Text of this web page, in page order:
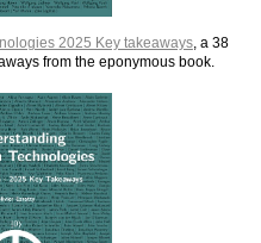
2025 Key takeaways, a 38
from the eponymous book.